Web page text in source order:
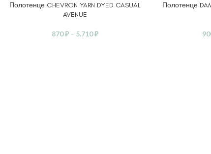
ВЫБЕРИТЕ ПАРАМЕТРЫ
Полотенце CHEVRON YARN DYED CASUAL
AVENUE
870₽ – 5.710₽
ВЫБЕРИТЕ
Полотенце